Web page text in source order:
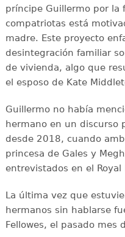
príncipe Guillermo por la
compatriotas está
madre. Este proyecto
desintegración familiar
de vivienda, algo que
el esposo de Kate
Guillermo no había
hermano en un discurso
desde 2018, cuando
princesa de Gales y
entrevistados en el
La última vez que
hermanos sin hablarse
Fellowes, el pasado mes